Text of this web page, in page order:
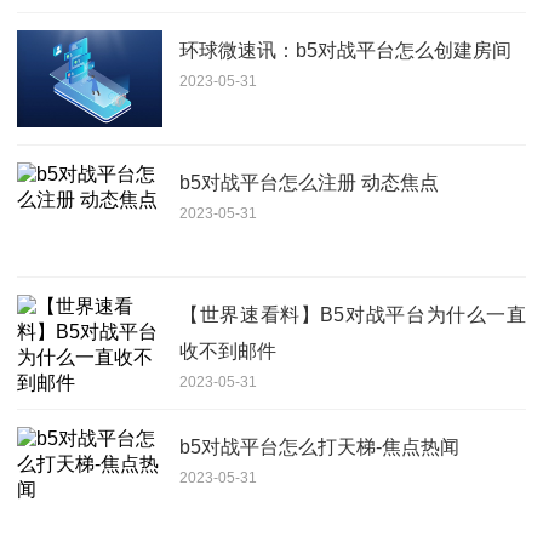
环球微速讯：b5对战平台怎么创建房间
2023-05-31
b5对战平台怎么注册 动态焦点
2023-05-31
【世界速看料】B5对战平台为什么一直
收不到邮件
2023-05-31
b5对战平台怎么打天梯-焦点热闻
2023-05-31